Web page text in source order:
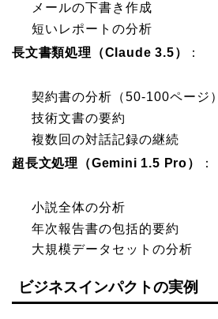
メールの下書き作成
短いレポートの分析
長文書類処理（Claude 3.5）
：
契約書の分析（50-100ページ）
技術文書の要約
複数回の対話記録の継続
超長文処理（Gemini 1.5 Pro）
：
小説全体の分析
年次報告書の包括的要約
大規模データセットの分析
ビジネスインパクトの実例